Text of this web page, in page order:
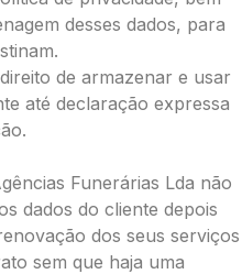
desses dados, para
de armazenar e usar
até declaração expressa
Funerárias Lda não
dados do cliente depois
dos seus serviços
sem que haja uma